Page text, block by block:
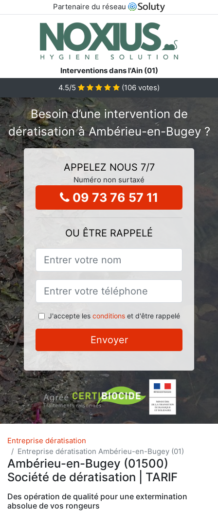
Partenaire du réseau
Interventions dans l'Ain (01)
4.5/5
(106 votes)
Besoin d’une intervention de
dératisation à Ambérieu-en-Bugey ?
APPELEZ NOUS 7/7
Numéro non surtaxé
09 73 76 57 11
OU ÊTRE RAPPELÉ
J'accepte les conditionset d'être rappelé
Envoyer
Entreprise dératisation
Entreprise dératisation Ambérieu-en-Bugey (01)
Ambérieu-en-Bugey (01500)
Société de dératisation | TARIF
Des opération de qualité pour une extermination
absolue de vos rongeurs